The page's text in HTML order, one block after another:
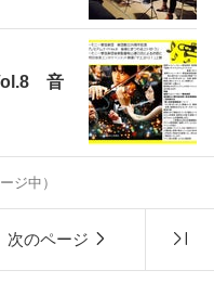
音
ジ中）
次のページ